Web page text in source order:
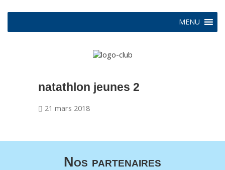
MENU
natathlon jeunes 2
21 mars 2018
Nos partenaires